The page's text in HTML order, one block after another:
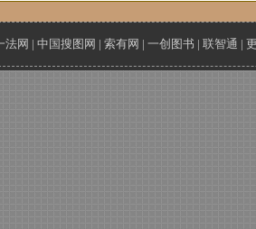
法网 | 中国搜图网 | 索有网 | 一创图书 | 联智通 |